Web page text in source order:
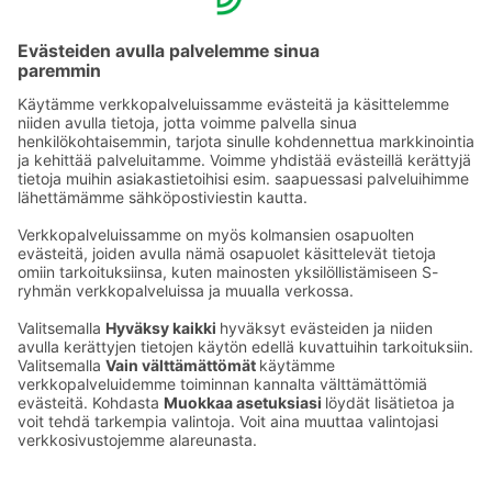
töys­tä­väl­li­siä kul­ku­vä­li­nei­tä. Meillä on paikkoja
lähialueella liikkumiseen. Kysy lisää vas­taa­no­tos­tam­me,
Lue lisää Green Key -ympäristömerkistä >>
Ota yhteyttä
Hotellien yhteystiedot
Asiakaspalvelun yhteystiedot›
Palaute
Anna palautetta
Sokos Hotels uutiskirje
Tilaa uutiskirje
Saat Sokos Hotellien uusimmat
edut ja uutiset sähköpostiisi
kuukausittain.
Palkinnot ja sertifikaatit
Sokos Hotels somessa
Sokos Hotels
Facebookissa
Sokos Hotels
Sokos
Hotels
Sokos
Hotels